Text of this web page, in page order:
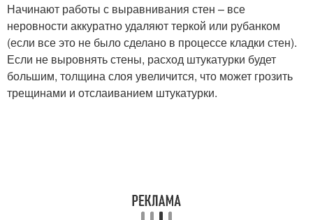
Начинают работы с выравнивания стен – все
неровности аккуратно удаляют теркой или рубанком
(если все это не было сделано в процессе кладки стен).
Если не выровнять стены, расход штукатурки будет
большим, толщина слоя увеличится, что может грозить
трещинами и отслаиванием штукатурки.